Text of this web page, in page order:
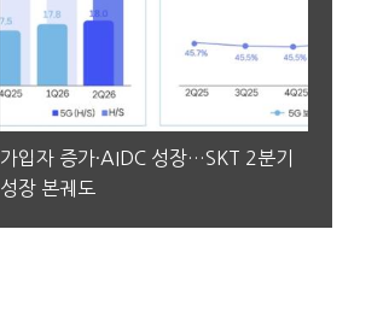
가입자 증가·AIDC 성장…SKT 2분기
성장 본궤도